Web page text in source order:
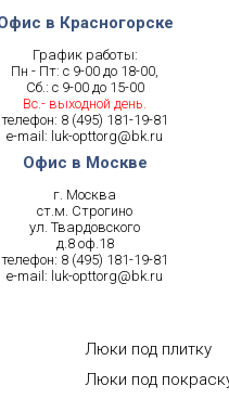
в Красногорске
График работы:
Пн - Пт: с 9-00 до 18-00,
Сб.: с 9-00 до 15-00
Вс.- выходной день.
телефон: 8 (495) 181-19-81
e-mail: luk-opttorg@bk.ru
Офис в Москве
г. Москва
ст.м. Строгино
ул. Твардовского
д.8 оф.18
телефон: 8 (495) 181-19-81
e-mail: luk-opttorg@bk.ru
Люки под плитку
Люки под